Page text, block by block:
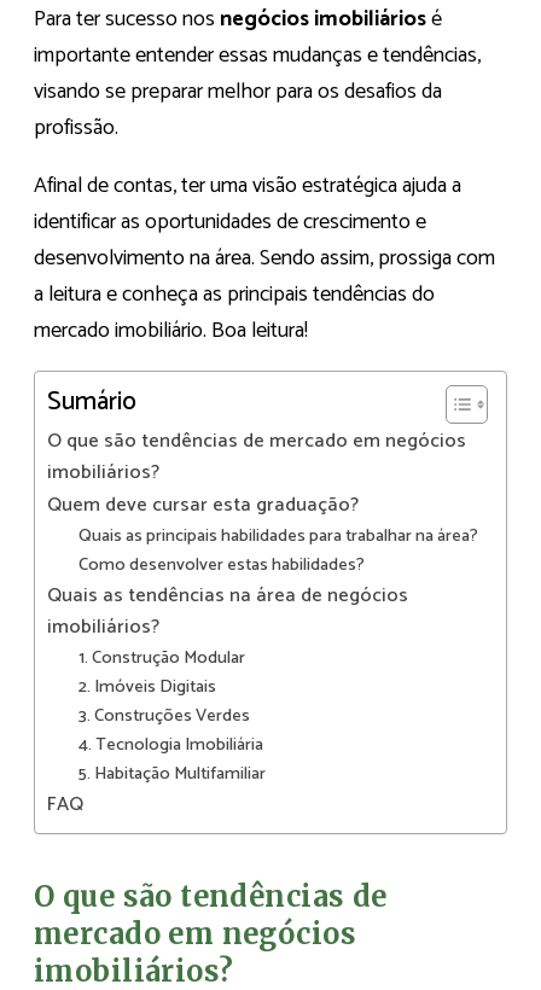
Para ter sucesso nos negócios imobiliáriosé
importante entender essas mudanças e tendências,
visando se preparar melhor para os desafios da
profissão.
Afinal de contas, ter uma visão estratégica ajuda a
identificar as oportunidades de crescimento e
desenvolvimento na área. Sendo assim, prossiga com
a leitura e conheça as principais tendências do
mercado imobiliário. Boa leitura!
Sumário
O que são tendências de mercado em negócios
imobiliários?
Quem deve cursar esta graduação?
Quais as principais habilidades para trabalhar na área?
Como desenvolver estas habilidades?
Quais as tendências na área de negócios
imobiliários?
1. Construção Modular
2. Imóveis Digitais
3. Construções Verdes
4. Tecnologia Imobiliária
5. Habitação Multifamiliar
FAQ
O que são tendências de
mercado em negócios
imobiliários?